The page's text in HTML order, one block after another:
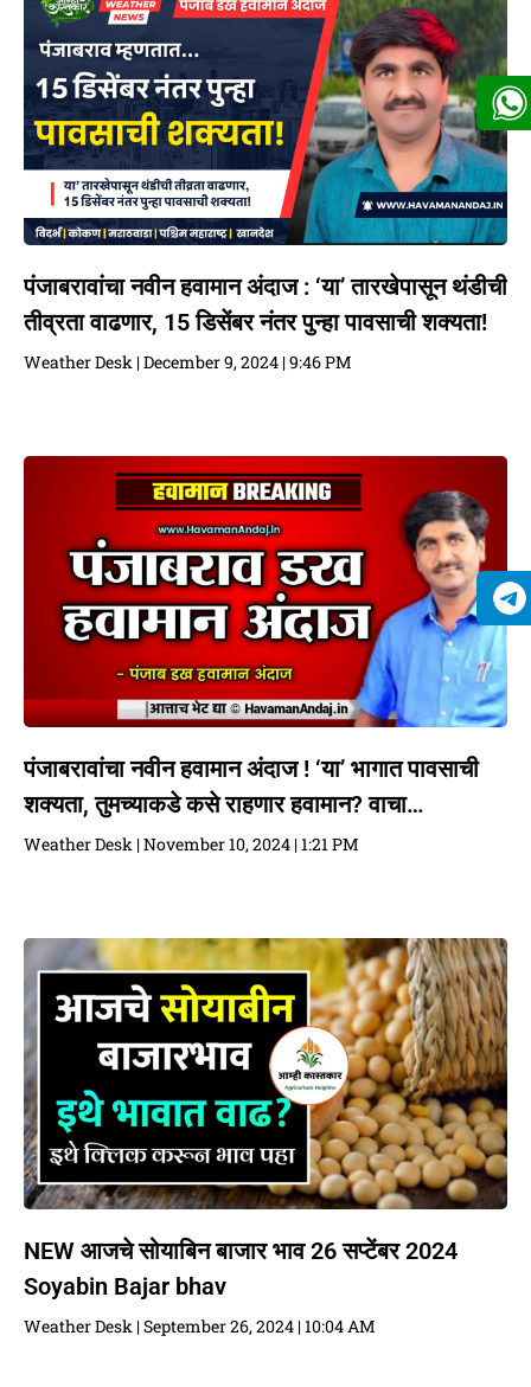
पंजाबरावांचा नवीन हवामान अंदाज : ‘या’ तारखेपासून थंडीची
तीव्रता वाढणार, 15 डिसेंबर नंतर पुन्हा पावसाची शक्यता!
Weather Desk December 9, 2024 9:46 PM
पंजाबरावांचा नवीन हवामान अंदाज ! ‘या’ भागात पावसाची
शक्यता, तुमच्याकडे कसे राहणार हवामान? वाचा…
Weather Desk November 10, 2024 1:21 PM
NEW आजचे सोयाबिन बाजार भाव 26 सप्टेंबर 2024
Soyabin Bajar bhav
Weather Desk September 26, 2024 10:04 AM